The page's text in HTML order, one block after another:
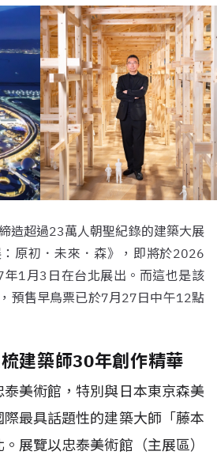
造超過23萬人朝聖紀錄的建築大展
：原初．未來．森》，即將於2026
1月3日在台北展出。而這也是該
預售早鳥票已於7月27日中午12點
建築師30年創作精華
美術館，特別與日本東京森美
最具話題性的建築大師「藤本
展覽以忠泰美術館（主展區）